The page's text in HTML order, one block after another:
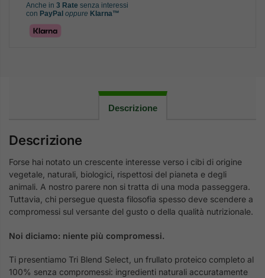
Anche in 3 Rate senza interessi
con PayPal oppure Klarna™
Descrizione
Descrizione
Forse hai notato un crescente interesse verso i cibi di origine
vegetale, naturali, biologici, rispettosi del pianeta e degli
animali. A nostro parere non si tratta di una moda passeggera.
Tuttavia, chi persegue questa filosofia spesso deve scendere a
compromessi sul versante del gusto o della qualità nutrizionale.
Noi diciamo: niente più compromessi.
Ti presentiamo Tri Blend Select, un frullato proteico completo al
100% senza compromessi: ingredienti naturali accuratamente